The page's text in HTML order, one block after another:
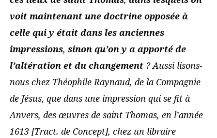
voit maintenant une doctrine opposée à
celle qui y était dans les anciennes
impressions, sinon qu’on y a apporté de
l’altération et du changement ? Aussi lisons-
nous chez Théophile Raynaud, de la Compagnie
de Jésus, que dans une impression qui se fit à
Anvers, des œuvres de saint Thomas, en l’année
1613 [Tract. de Concept], chez un libraire